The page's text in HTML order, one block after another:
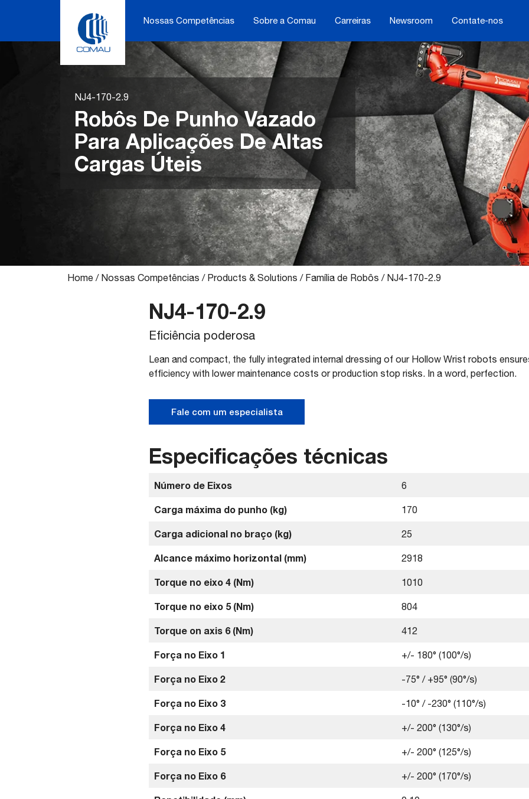
Nossas Competências Sobre a Comau Carreiras Newsroom Contate-nos
NJ4-170-2.9
Robôs De Punho Vazado
Para Aplicações De Altas
Cargas Úteis
Home / Nossas Competências / Products & Solutions / Família de Robôs / NJ4-170-2.9
NJ4-170-2.9
Eficiência poderosa
Lean and compact, the fully integrated internal dressing of our Hollow Wrist robots
efficiency with lower maintenance costs or production stop risks. In a word, perfection.
Fale com um especialista
Especificações técnicas
Número de Eixos 6
Carga máxima do punho (kg) 170
Carga adicional no braço (kg) 25
Alcance máximo horizontal (mm) 2918
Torque no eixo 4 (Nm) 1010
Torque no eixo 5 (Nm) 804
Torque on axis 6 (Nm) 412
Força no Eixo 1 +/- 180° (100°/s)
Força no Eixo 2 -75° / +95° (90°/s)
Força no Eixo 3 -10° / -230° (110°/s)
Força no Eixo 4 +/- 200° (130°/s)
Força no Eixo 5 +/- 200° (125°/s)
Força no Eixo 6 +/- 200° (170°/s)